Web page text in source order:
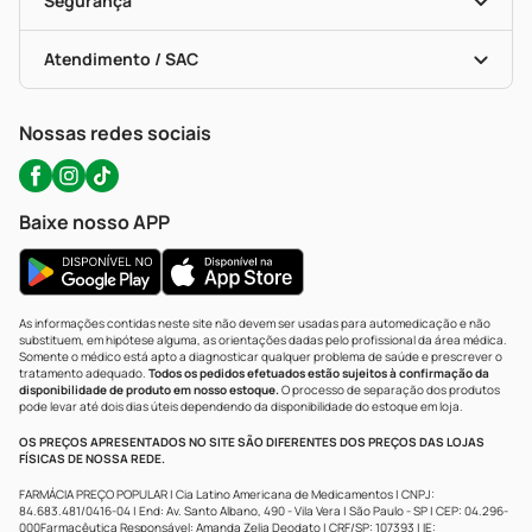
Troca E Devolução
Bulas De A A Z
Políticas De Marketplace
Testes Rápidos
Autoteste Covid-19
Certificado De Segurança
Portal Da Privacidade
Atendimento / SAC
WhatsApp (47) 9202-1687
Nossas redes sociais
Baixe nosso APP
As informações contidas neste site não devem ser usadas para automedicação e não
substituem, em hipótese alguma, as orientações dadas pelo profissional da área médica.
Somente o médico está apto a diagnosticar qualquer problema de saúde e prescrever o
tratamento adequado. Todos os pedidos efetuados estão sujeitos à confirmação da
disponibilidade de produto em nosso estoque.O processo de separação dos produtos
pode levar até dois dias úteis dependendo da disponibilidade do estoque em loja.
OS PREÇOS APRESENTADOS NO SITE SÃO DIFERENTES DOS PREÇOS DAS LOJAS
FÍSICAS DE NOSSA REDE.
FARMÁCIA PREÇO POPULAR | Cia Latino Americana de Medicamentos | CNPJ:
84.683.481/0416-04 | End: Av. Santo Albano, 490 - Vila Vera | São Paulo - SP | CEP: 04.296-
000Farmacêutica Responsável: Amanda Zelia Deodato | CRF/SP: 107393 | IE: